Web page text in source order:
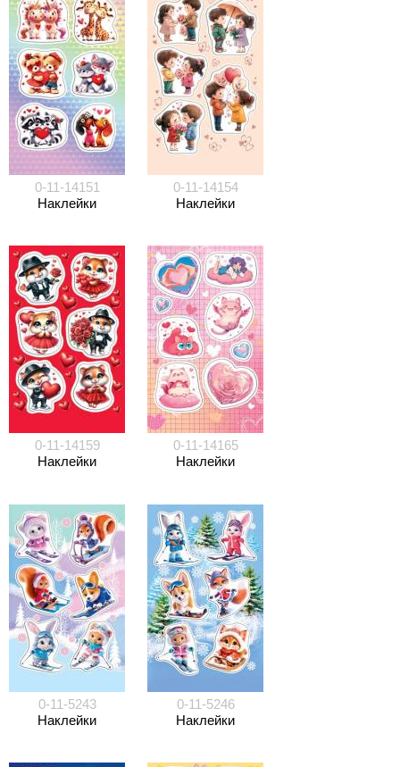
0-11-14151
Наклейки
0-11-14154
Наклейки
0-11-14159
Наклейки
0-11-14165
Наклейки
0-11-5243
Наклейки
0-11-5246
Наклейки